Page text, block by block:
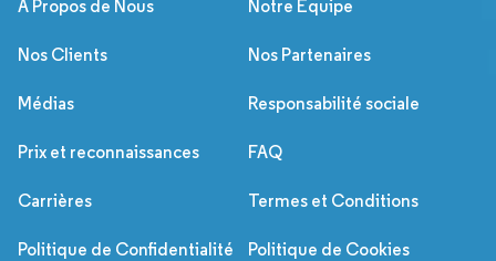
À Propos de Nous
Notre Équipe
Nos Clients Nos Partenaires
Médias Responsabilité sociale
Prix et reconnaissances FAQ
Carrières Termes et Conditions
Politique de Confidentialité Politique de Cookies